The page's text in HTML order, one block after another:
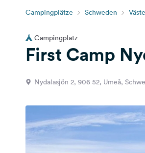
Campingplätze Schweden
Campingplatz
First Camp
Nydalasjön 2, 906 52, Umeå,